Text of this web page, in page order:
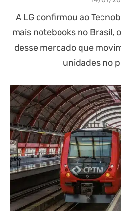
A LG confirmou ao
mais notebooks no Brasil,
desse mercado que
unidades no